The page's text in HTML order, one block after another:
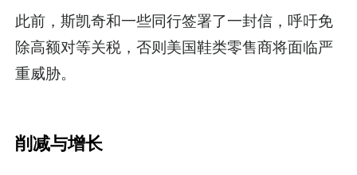
此前，斯凯奇和一些同行签署了一封信，呼吁免
除高额对等关税，否则美国鞋类零售商将面临严
重威胁。
削减与增长